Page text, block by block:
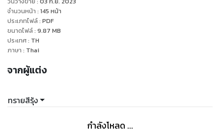
จำนวนหน้า : 145 หน้า
ประเภทไฟล์: PDF
ขนาดไฟล์: 9.87 MB
ประเทศ: TH
ภาษา : Thai
จากผู้แต่ง
ทรายสีรุ้ง
กำลังโหลด ...